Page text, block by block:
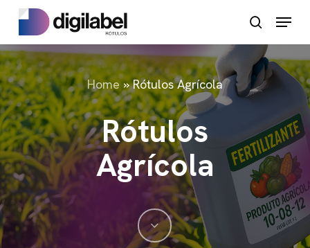
para
o
conteúdo
principal
Menu
Home»Rótulos Agrícola
Rótulos
Agrícola
Navegue